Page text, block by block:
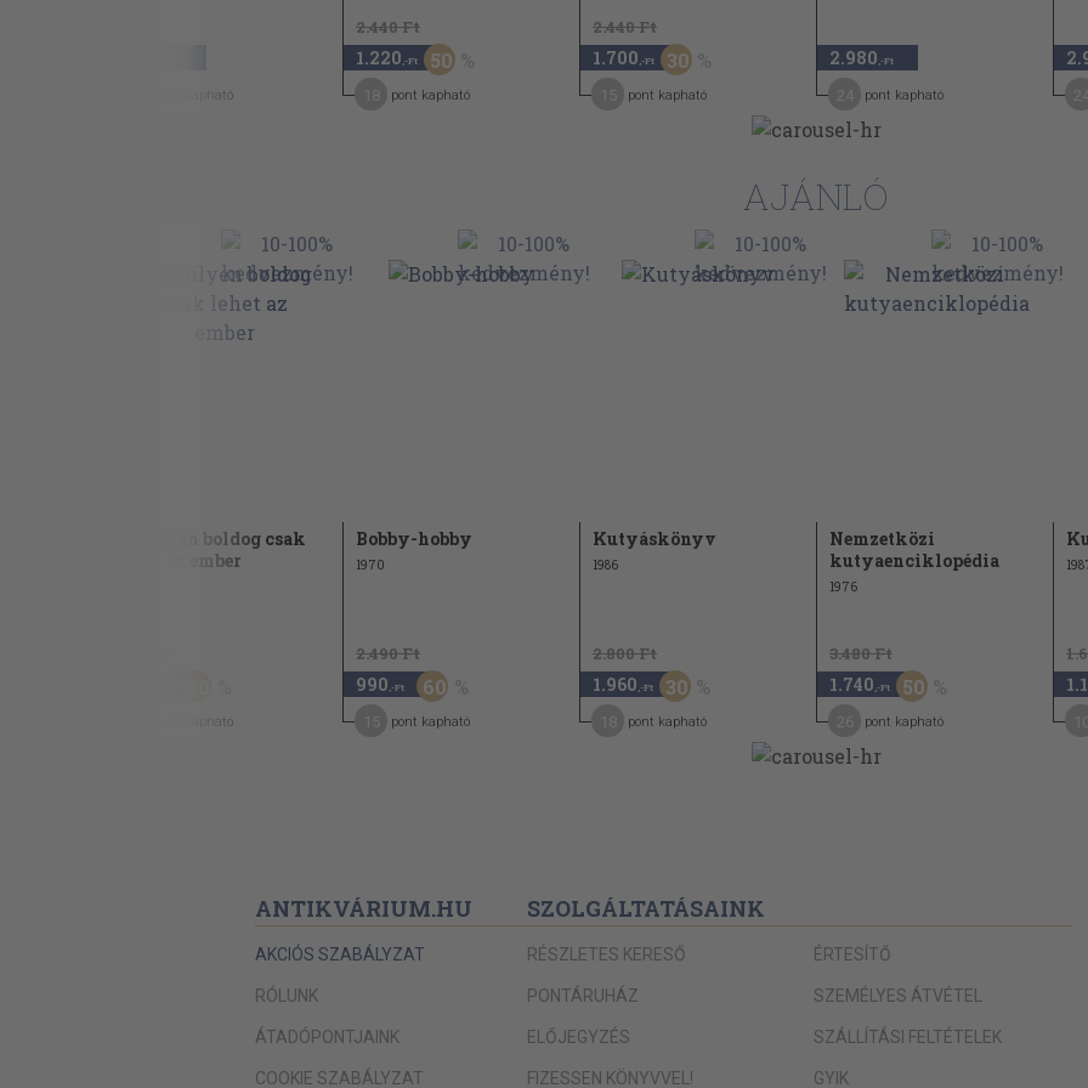
pont kapható
2.440 Ft
1.220 ,-Ft 50
pont kapható
2.440 Ft
1.700 ,-Ft 30
pont kapható
2.980 ,-Ft
pont kapható
AJÁNLÓ
Amilyen boldog csak
lehet az ember
pont kapható
Bobby-hobby
1970
2.490 Ft
990 ,-Ft 60
pont kapható
Kutyáskönyv
1986
2.800 Ft
1.960 ,-Ft 30
pont kapható
Nemzetközi
kutyaenciklopédia
1976
3.480 Ft
1.740 ,-Ft 50
pont kapható
ANTIKVÁRIUM.HU
AKCIÓS SZABÁLYZAT
RÓLUNK
ÁTADÓPONTJAINK
COOKIE SZABÁLYZAT
SZOLGÁLTATÁSAINK
RÉSZLETES KERESŐ
PONTÁRUHÁZ
ELŐJEGYZÉS
FIZESSEN KÖNYVVEL!
ÉRTESÍTŐ
SZEMÉLYES ÁTVÉTEL
SZÁLLÍTÁSI FELTÉTELEK
GYIK